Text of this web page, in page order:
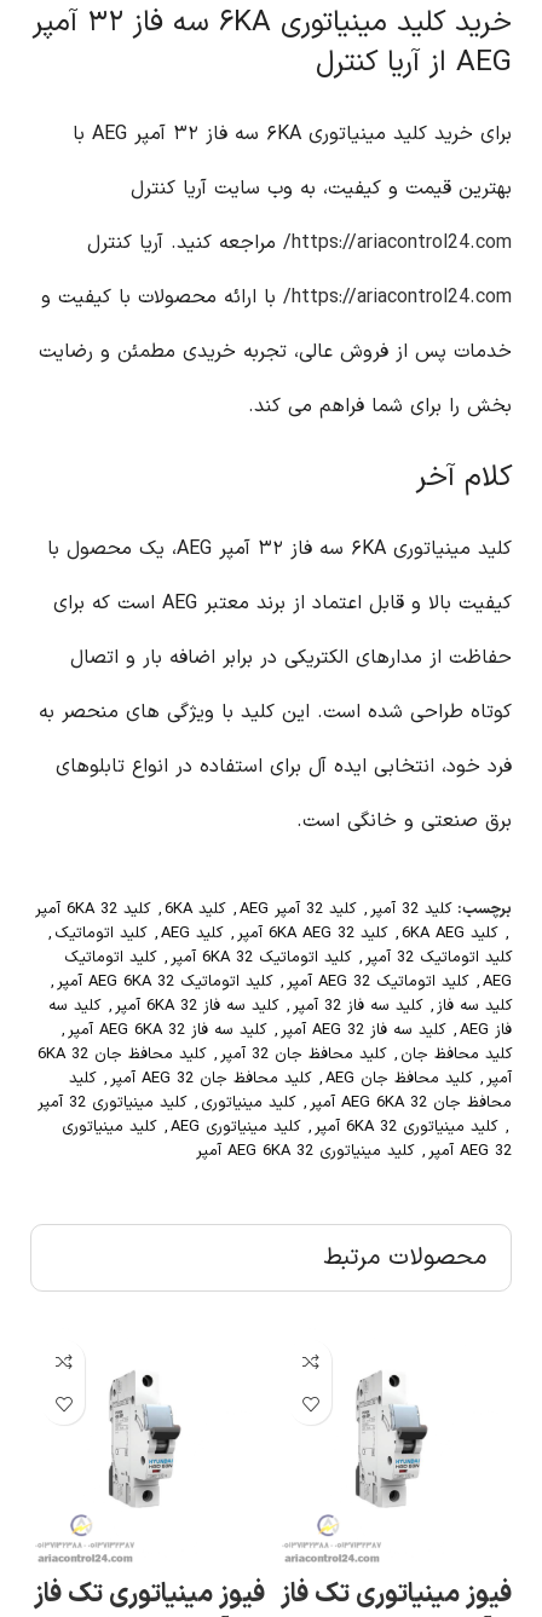
خرید کلید مینیاتوری ۶KA سه فاز ۳۲ آمپر
AEG از آریا کنترل
برای خرید کلید مینیاتوری ۶KA سه فاز ۳۲ آمپر AEG با
بهترین قیمت و کیفیت، به وب سایت آریا کنترل
https://ariacontrol24.com/ مراجعه کنید. آریا کنترل
https://ariacontrol24.com/ با ارائه محصولات با کیفیت و
خدمات پس از فروش عالی، تجربه خریدی مطمئن و رضایت
بخش را برای شما فراهم می کند.
کلام آخر
کلید مینیاتوری ۶KA سه فاز ۳۲ آمپر AEG، یک محصول با
کیفیت بالا و قابل اعتماد از برند معتبر AEG است که برای
حفاظت از مدارهای الکتریکی در برابر اضافه بار و اتصال
کوتاه طراحی شده است. این کلید با ویژگی های منحصر به
فرد خود، انتخابی ایده آل برای استفاده در انواع تابلوهای
برق صنعتی و خانگی است.
برچسب: کلید 32 آمپر , کلید 32 آمپر AEG , کلید 6KA , کلید 6KA 32 آمپر
, کلید 6KA AEG , کلید 6KA AEG 32 آمپر , کلید AEG , کلید اتوماتیک ,
کلید اتوماتیک 32 آمپر
, کلید اتوماتیک 6KA 32 آمپر , کلید اتوماتیک
AEG
, کلید اتوماتیک AEG 32 آمپر , کلید اتوماتیک AEG 6KA 32 آمپر
,
کلید سه فاز, کلید سه فاز 32 آمپر , کلید سه فاز 6KA 32 آمپر , کلید سه
فاز AEG
, کلید سه فاز AEG 32 آمپر , کلید سه فاز AEG 6KA 32 آمپر
,
کلید محافظ جان , کلید محافظ جان 32 آمپر ,
کلید محافظ جان 6KA 32
آمپر, کلید محافظ جان AEG , کلید محافظ جان AEG 32 آمپر , کلید
محافظ جان AEG 6KA 32 آمپر
, کلید مینیاتوری , کلید مینیاتوری 32 آمپر
, کلید مینیاتوری 6KA 32 آمپر , کلید مینیاتوری AEG , کلید مینیاتوری
AEG 32 آمپر
, کلید مینیاتوری AEG 6KA 32 آمپر
محصولات مرتبط
فیوز مینیاتوری تک فاز فیوز مینیاتوری تک فاز